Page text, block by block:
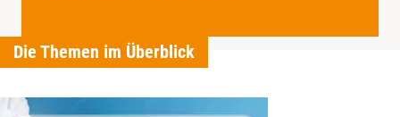
Die Themen im Überblick